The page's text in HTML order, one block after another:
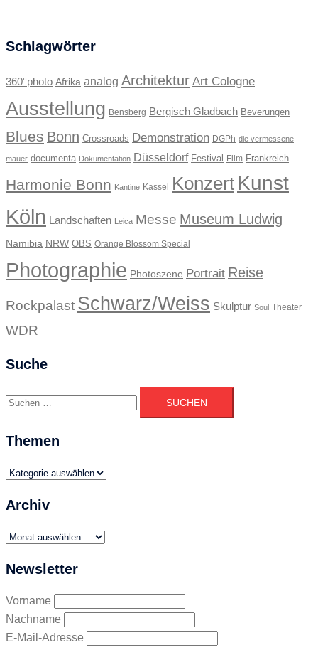
Schlagwörter
360°photo Afrika analog Architektur Art Cologne
Ausstellung Bensberg Bergisch Gladbach Beverungen
Blues Bonn Crossroads Demonstration DGPh die vermessene
mauer documenta Dokumentation Düsseldorf Festival Film Frankreich
Harmonie Bonn Kantine Kassel Konzert Kunst
Köln Landschaften Leica Messe Museum Ludwig
Namibia NRW OBS Orange Blossom Special
Photographie Photoszene Portrait Reise
Rockpalast Schwarz/Weiss Skulptur Soul Theater
WDR
Suche
Suchen
nach:
Themen
Themen
Archiv
Archiv
Newsletter
Vorname
Nachname
E-Mail-Adresse